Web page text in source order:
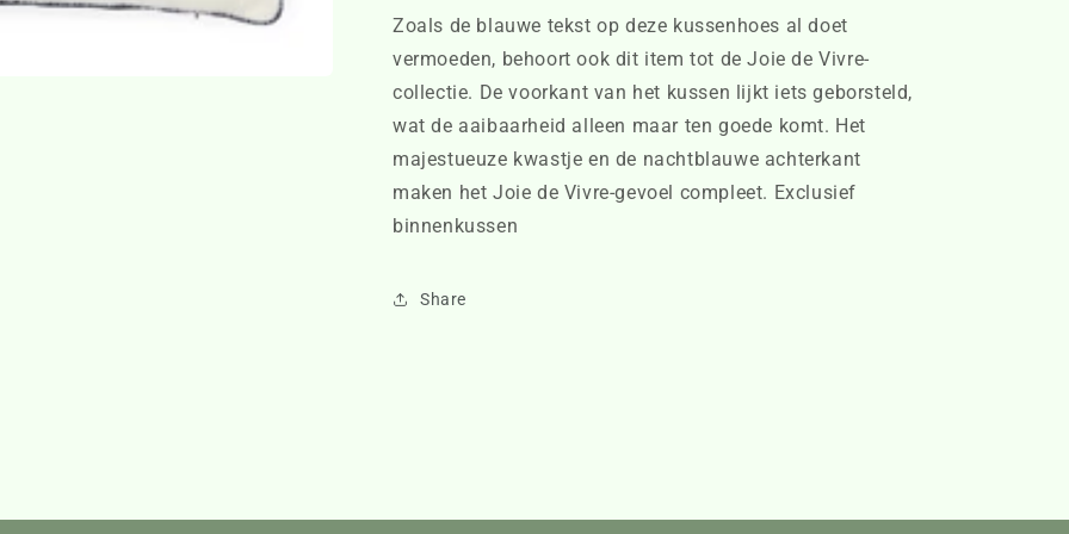
Zoals de blauwe tekst op deze kussenhoes al doet
vermoeden, behoort ook dit item tot de Joie de Vivre-
collectie. De voorkant van het kussen lijkt iets geborsteld,
wat de aaibaarheid alleen maar ten goede komt. Het
majestueuze kwastje en de nachtblauwe achterkant
maken het Joie de Vivre-gevoel compleet. Exclusief
binnenkussen
Share